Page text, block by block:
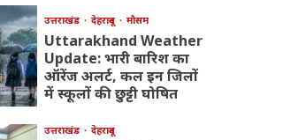
उत्तराखंड देहरादून मौसम
Uttarakhand Weather
Update: भारी बारिश का
ऑरेंज अलर्ट, कल इन जिलों
में स्कूलों की छुट्टी घोषित
उत्तराखंड देहरादून